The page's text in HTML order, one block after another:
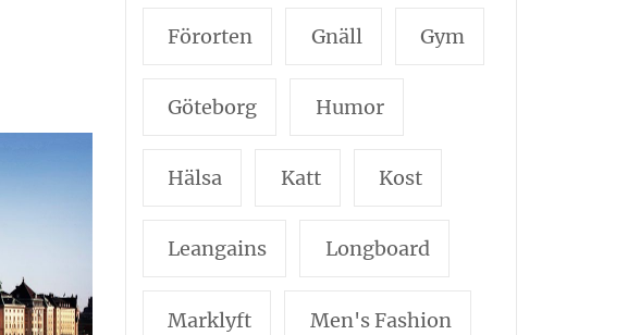
Förorten Gnäll Gym
Göteborg Humor
Hälsa Katt Kost
Leangains Longboard
Marklyft Men's Fashion